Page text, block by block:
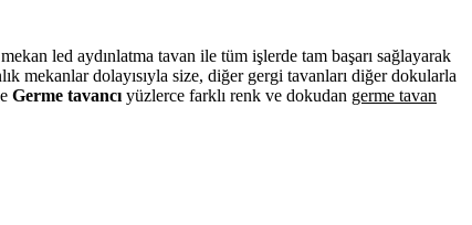
led aydınlatma tavan ile tüm işlerde tam başarı sağlayarak
mekanlar dolayısıyla size, diğer gergi tavanları diğer dokularla
Germe tavancı yüzlerce farklı renk ve dokudan germe tavan